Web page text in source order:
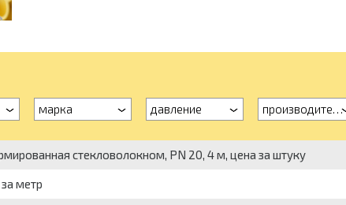
марка давление производитель
стекловолокном, PN 20, 4 м, цена за штуку
метр